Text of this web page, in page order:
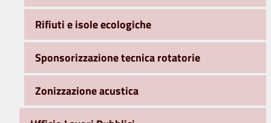
Rifiuti e isole ecologiche
Sponsorizzazione tecnica rotatorie
Zonizzazione acustica